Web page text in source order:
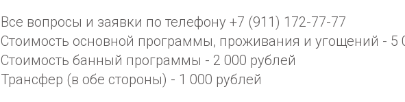
Все вопросы и заявки по телефону +7 (911) 172-77-77
Стоимость основной программы, проживания и угощений - 5
Стоимость банный программы - 2 000 рублей
Трансфер (в обе стороны) - 1 000 рублей